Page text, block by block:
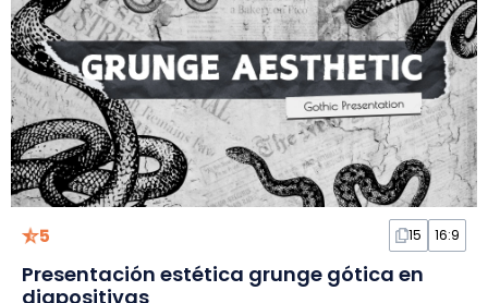
5 15 16:9
Presentación estética grunge gótica en
diapositivas